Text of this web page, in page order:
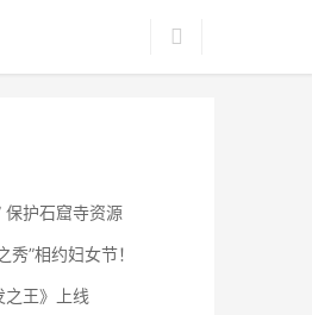
保护石窟寺资源
秀”相约妇女节！
之王》上线